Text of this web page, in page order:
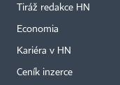
Tiráž redakce HN
Economia
Kariéra v HN
Ceník inzerce